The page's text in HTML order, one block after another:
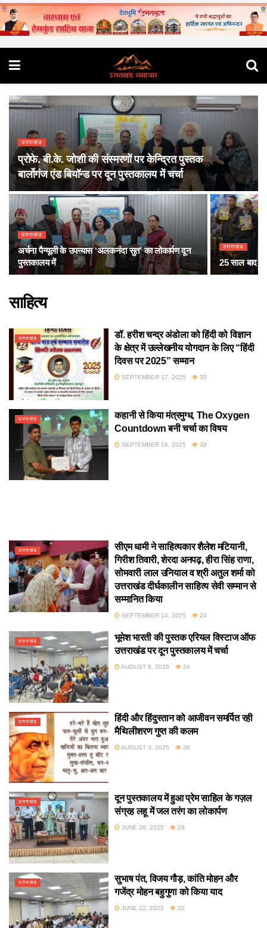
उत्तराखंड
प्रोफे. बी.के. जोशी की संस्मरणों पर केन्द्रित पुस्तक
बार्लोगंज एंड बियॉन्ड पर दून पुस्तकालय में चर्चा
उत्तराखंड
अर्चना पैन्यूली के उपन्यास ‘अलकनंदा सुत’ का लोकार्पण दून
पुस्तकालय में
उत्तराखंड
25 साल बाद
साहित्य
उत्तराखंड
डॉ. हरीश चन्द्र अंडोला को हिंदी को विज्ञान
के क्षेत्र में उल्लेखनीय योगदान के लिए “हिंदी
दिवस पर 2025” सम्मान
SEPTEMBER 17, 2025 32
उत्तराखंड
कहानी से किया मंत्रमुग्ध, The Oxygen
Countdown बनी चर्चा का विषय
SEPTEMBER 16, 2025 39
उत्तराखंड
सीएम धामी ने साहित्यकार शैलेश मटियानी,
गिरीश तिवारी, शेरदा अनपढ़, हीरा सिंह राणा,
सोमवारी लाल उनियाल व श्री अतुल शर्मा को
उत्तराखंड दीर्घकालीन साहित्य सेवी सम्मान से
सम्मानित किया
SEPTEMBER 14, 2025 24
उत्तराखंड
भूमेश भारती की पुस्तक एरियल विस्टाज ऑफ
उत्तराखंड पर दून पुस्तकालय में चर्चा
AUGUST 8, 2025 24
उत्तराखंड
हिंदी और हिंदुस्तान को आजीवन समर्पित रही
मैथिलीशरण गुप्त की कलम
AUGUST 3, 2025 38
उत्तराखंड
दून पुस्तकालय में हुआ प्रेम साहिल के गज़ल
संग्रह लहू में जल तरंग का लोकार्पण
JUNE 26, 2025 29
उत्तराखंड
सुभाष पंत, विजय गौड़, कांति मोहन और
गजेंद्र मोहन बहुगुणा को किया याद
JUNE 22, 2025 32